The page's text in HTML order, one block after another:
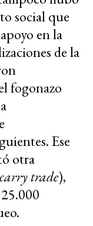
social que
en la
de la
fogonazo
Ese
otra
carry trade),